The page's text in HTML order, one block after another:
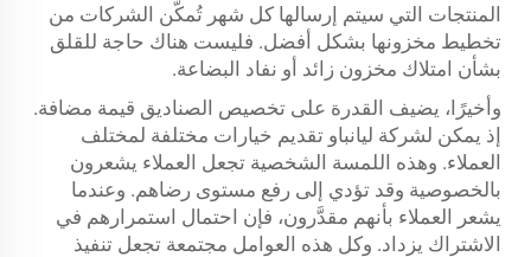
المنتجات التي سيتم إرسالها كل شهر تُمكّن الشركات من
تخطيط مخزونها بشكل أفضل. فليست هناك حاجة للقلق
بشأن امتلاك مخزون زائد أو نفاد البضاعة.
وأخيرًا، يضيف القدرة على تخصيص الصناديق قيمة مضافة.
إذ يمكن لشركة ليانباو تقديم خيارات مختلفة لمختلف
العملاء. وهذه اللمسة الشخصية تجعل العملاء يشعرون
بالخصوصية وقد تؤدي إلى رفع مستوى رضاهم. وعندما
يشعر العملاء بأنهم مقدَّرون، فإن احتمال استمرارهم في
الاشتراك يزداد. وكل هذه العوامل مجتمعة تجعل تنفيذ